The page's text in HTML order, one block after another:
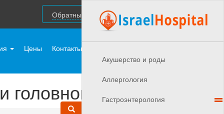
Акушерствo и роды
Аллергология
Гастроэнтерология
Обратный звонок
Цены Контакты
мозга?